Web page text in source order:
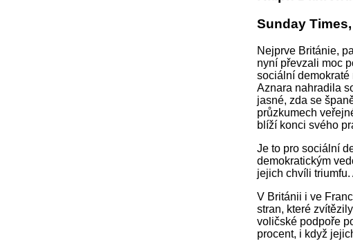
Sunday
Nejprve Británie,
nyní převzali moc
sociální
Aznara nahradila
jasné, zda se
průzkumech
blíží konci svého
Je to pro sociální
demokratickým
jejich chvíli
V Británii i ve
stran, které
voličské podpoře
procent, i když